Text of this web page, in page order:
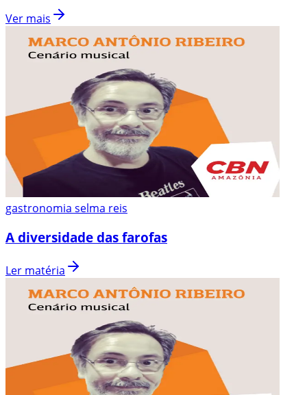
Ver mais
gastronomia selma reis
A diversidade das farofas
Ler matéria